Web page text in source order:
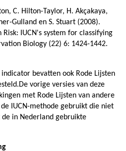
C. Hilton-Taylor, H. Akçakaya,
Gulland en S. Stuart (2008).
IUCN's system for classifying
Biology (22) 6: 1424-1442.
bevatten ook Rode Lijsten
vorige versies van deze
met Rode Lijsten van andere
IUCN-methode gebruikt die niet
in Nederland gebruikte